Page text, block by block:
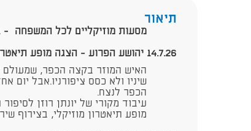
תיאור
מסעות מוזיקליים לכל המשפחה
14.7.26 יהושע הפרוע - הצגה מופע תיאטרון מוזיקלי לכל המשפחה - התקיים!
האיש המוזר בקצה הכפר,
שיניו ולא כסס ציפורניו.אבל יום
הכפר לנצח.
עיבוד מקורי של יונתן רוזן
מופע תיאטרון מוזיקלי, בצירוף